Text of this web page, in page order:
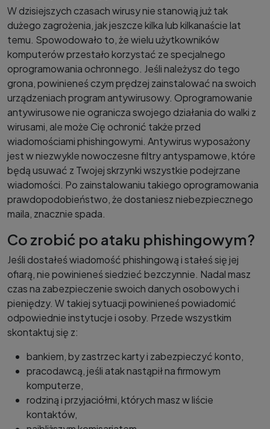
W dzisiejszych czasach wirusy nie stanowią już tak
dużego zagrożenia, jak jeszcze kilka lub kilkanaście lat
temu. Spowodowało to, że wielu użytkowników
komputerów przestało korzystać ze specjalnego
oprogramowania ochronnego. Jeśli należysz do tego
grona, powinieneś czym prędzej zainstalować na swoich
urządzeniach program antywirusowy. Oprogramowanie
antywirusowe nie ogranicza swojego działania do walki z
wirusami, ale może Cię ochronić także przed
wiadomościami phishingowymi. Antywirus wyposażony
jest w niezwykle nowoczesne filtry antyspamowe, które
będą usuwać z Twojej skrzynki wszystkie podejrzane
wiadomości. Po zainstalowaniu takiego oprogramowania
prawdopodobieństwo, że dostaniesz niebezpiecznego
maila, znacznie spada.
Co zrobić po ataku phishingowym?
Jeśli dostałeś wiadomość phishingową i stałeś się jej
ofiarą, nie powinieneś siedzieć bezczynnie. Nadal masz
czas na zabezpieczenie swoich danych osobowych i
pieniędzy. W takiej sytuacji powinieneś powiadomić
odpowiednie instytucje i osoby. Przede wszystkim
skontaktuj się z:
bankiem, by zastrzec karty i zabezpieczyć konto,
pracodawcą, jeśli atak nastąpił na firmowym
komputerze,
rodziną i przyjaciółmi, których masz w liście
kontaktów,